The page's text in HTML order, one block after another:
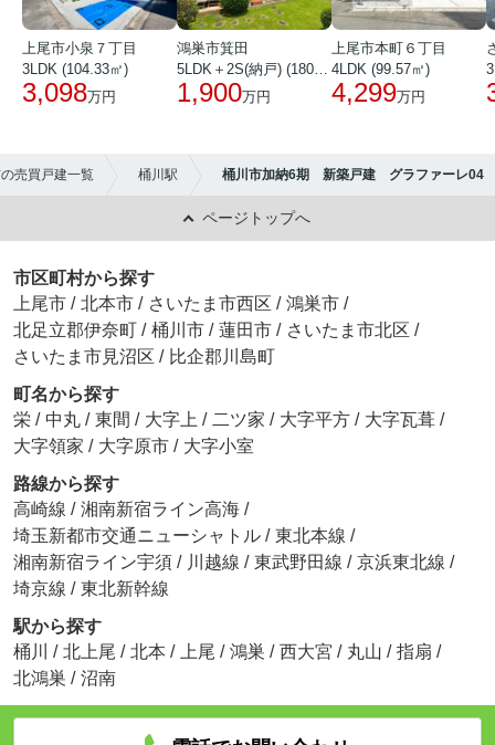
上尾市小泉７丁目
3LDK (104.33㎡)
3,098万円
鴻巣市箕田
1,900万円
上尾市本町６丁目
4LDK (99.57㎡)
4,299万円
売買戸建一覧 桶川駅 桶川市加納6期 新築戸建 グラファーレ04
ページトップへ
市区町村から探す
上尾市 / 北本市 / さいたま市西区 / 鴻巣市 /
北足立郡伊奈町 / 桶川市 / 蓮田市 / さいたま市北区 /
さいたま市見沼区 / 比企郡川島町
町名から探す
栄 / 中丸 / 東間 / 大字上 / 二ツ家 / 大字平方 / 大字瓦葺 /
大字領家 / 大字原市 / 大字小室
路線から探す
高崎線 / 湘南新宿ライン高海 /
埼玉新都市交通ニューシャトル / 東北本線 /
湘南新宿ライン宇須 / 川越線 / 東武野田線 / 京浜東北線 /
埼京線 / 東北新幹線
駅から探す
桶川
/ 北上尾 / 北本 / 上尾 / 鴻巣 / 西大宮 / 丸山 / 指扇 /
北鴻巣 / 沼南